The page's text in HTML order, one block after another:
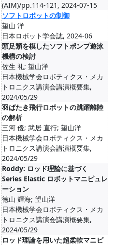
(AIM)/pp.114-121, 2024-07-15
ソフトロボットの制御
望山 洋
日本ロボット学会誌, 2024-06
頭足類を模したソフトポンプ遊泳
機構の検討
佐生 礼; 望山洋
日本機械学会ロボティクス・メカ
トロニクス講演会講演概要集,
2024/05/29
羽ばたき飛行ロボットの跳躍離陸
の解析
三河 優; 武居 直行; 望山洋
日本機械学会ロボティクス・メカ
トロニクス講演会講演概要集,
2024/05/29
Roddy: ロッド理論に基づく
Series Elastic ロボットマニピュレ
ーション
徳山 輝海; 望山洋
日本機械学会ロボティクス・メカ
トロニクス講演会講演概要集,
2024/05/29
ロッド理論を用いた超柔軟マニピ